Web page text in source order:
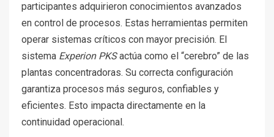
participantes adquirieron conocimientos avanzados
en control de procesos. Estas herramientas permiten
operar sistemas críticos con mayor precisión. El
sistema Experion PKSactúa como el “cerebro” de las
plantas concentradoras. Su correcta configuración
garantiza procesos más seguros, confiables y
eficientes. Esto impacta directamente en la
continuidad operacional.